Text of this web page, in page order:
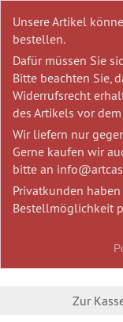
Unsere Artikel
bestellen.
Dafür müssen Sie
Bitte beachten Sie,
Widerrufsrecht
des Artikels vor
Wir liefern nur
Gerne kaufen wir
bitte an
Privatkunden
Bestellmöglichkeit
Zur